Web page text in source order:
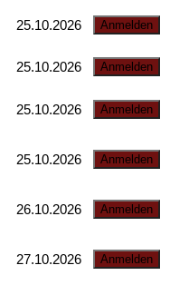
25.10.2026
25.10.2026
25.10.2026
25.10.2026
26.10.2026
27.10.2026